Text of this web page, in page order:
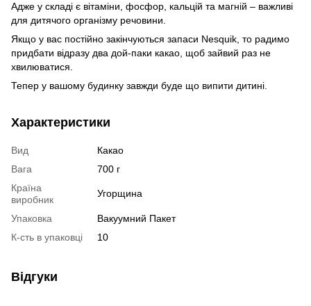
Адже у складі є вітаміни, фосфор, кальцій та магній – важливі
для дитячого організму речовини.
Якщо у вас постійно закінчуються запаси Nesquik, то радимо
придбати відразу два дой-паки какао, щоб зайвий раз не
хвилюватися.
Тепер у вашому будинку завжди буде що випити дитині.
Характеристики
Вид
Какао
Вага
700 г
Країна
виробник
Угорщина
Упаковка
Вакуумний Пакет
К-сть в упаковці
10
Відгуки